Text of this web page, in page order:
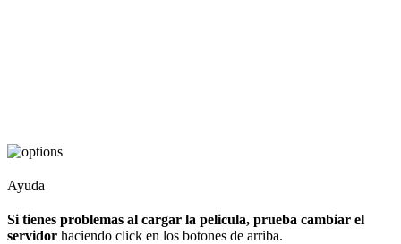
Ayuda
Si tienes problemas al cargar la pelicula, prueba cambiar el
servidor haciendo click en los botones de arriba.